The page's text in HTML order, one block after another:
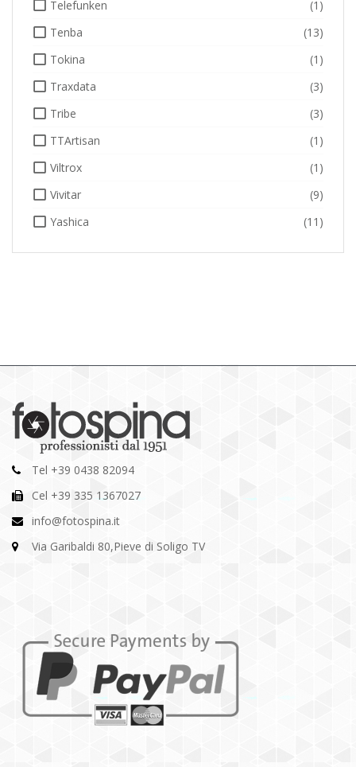
Telefunken
(1)
Tenba
(13)
Tokina
(1)
Traxdata
(3)
Tribe
(3)
TTArtisan
(1)
Viltrox
(1)
Vivitar
(9)
Yashica
(11)
Tel +39 0438 82094
Cel +39 335 1367027
info@fotospina.it
Via Garibaldi 80,Pieve di Soligo TV